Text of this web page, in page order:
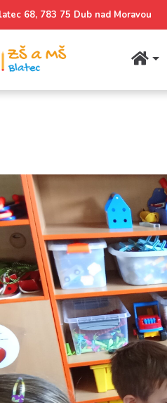
68, 783 75 Dub nad Moravou